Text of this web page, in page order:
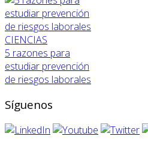
CIENCIAS
5 razones para
estudiar prevención
de riesgos laborales
Síguenos